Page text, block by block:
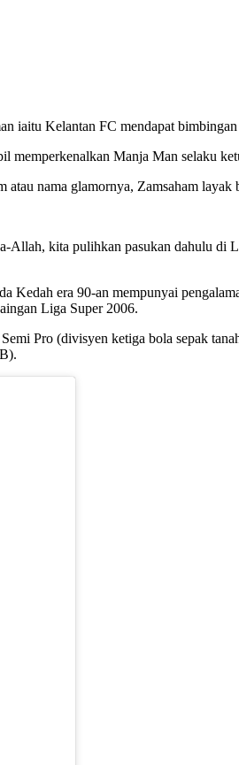
iaitu Kelantan FC mendapat
Manja Man selaku
nama glamornya, Zamsaham
Allah, kita pulihkan pasukan dahulu
Kedah era 90-an mempunyai
Liga Super 2006.
Pro (divisyen ketiga bola sepak